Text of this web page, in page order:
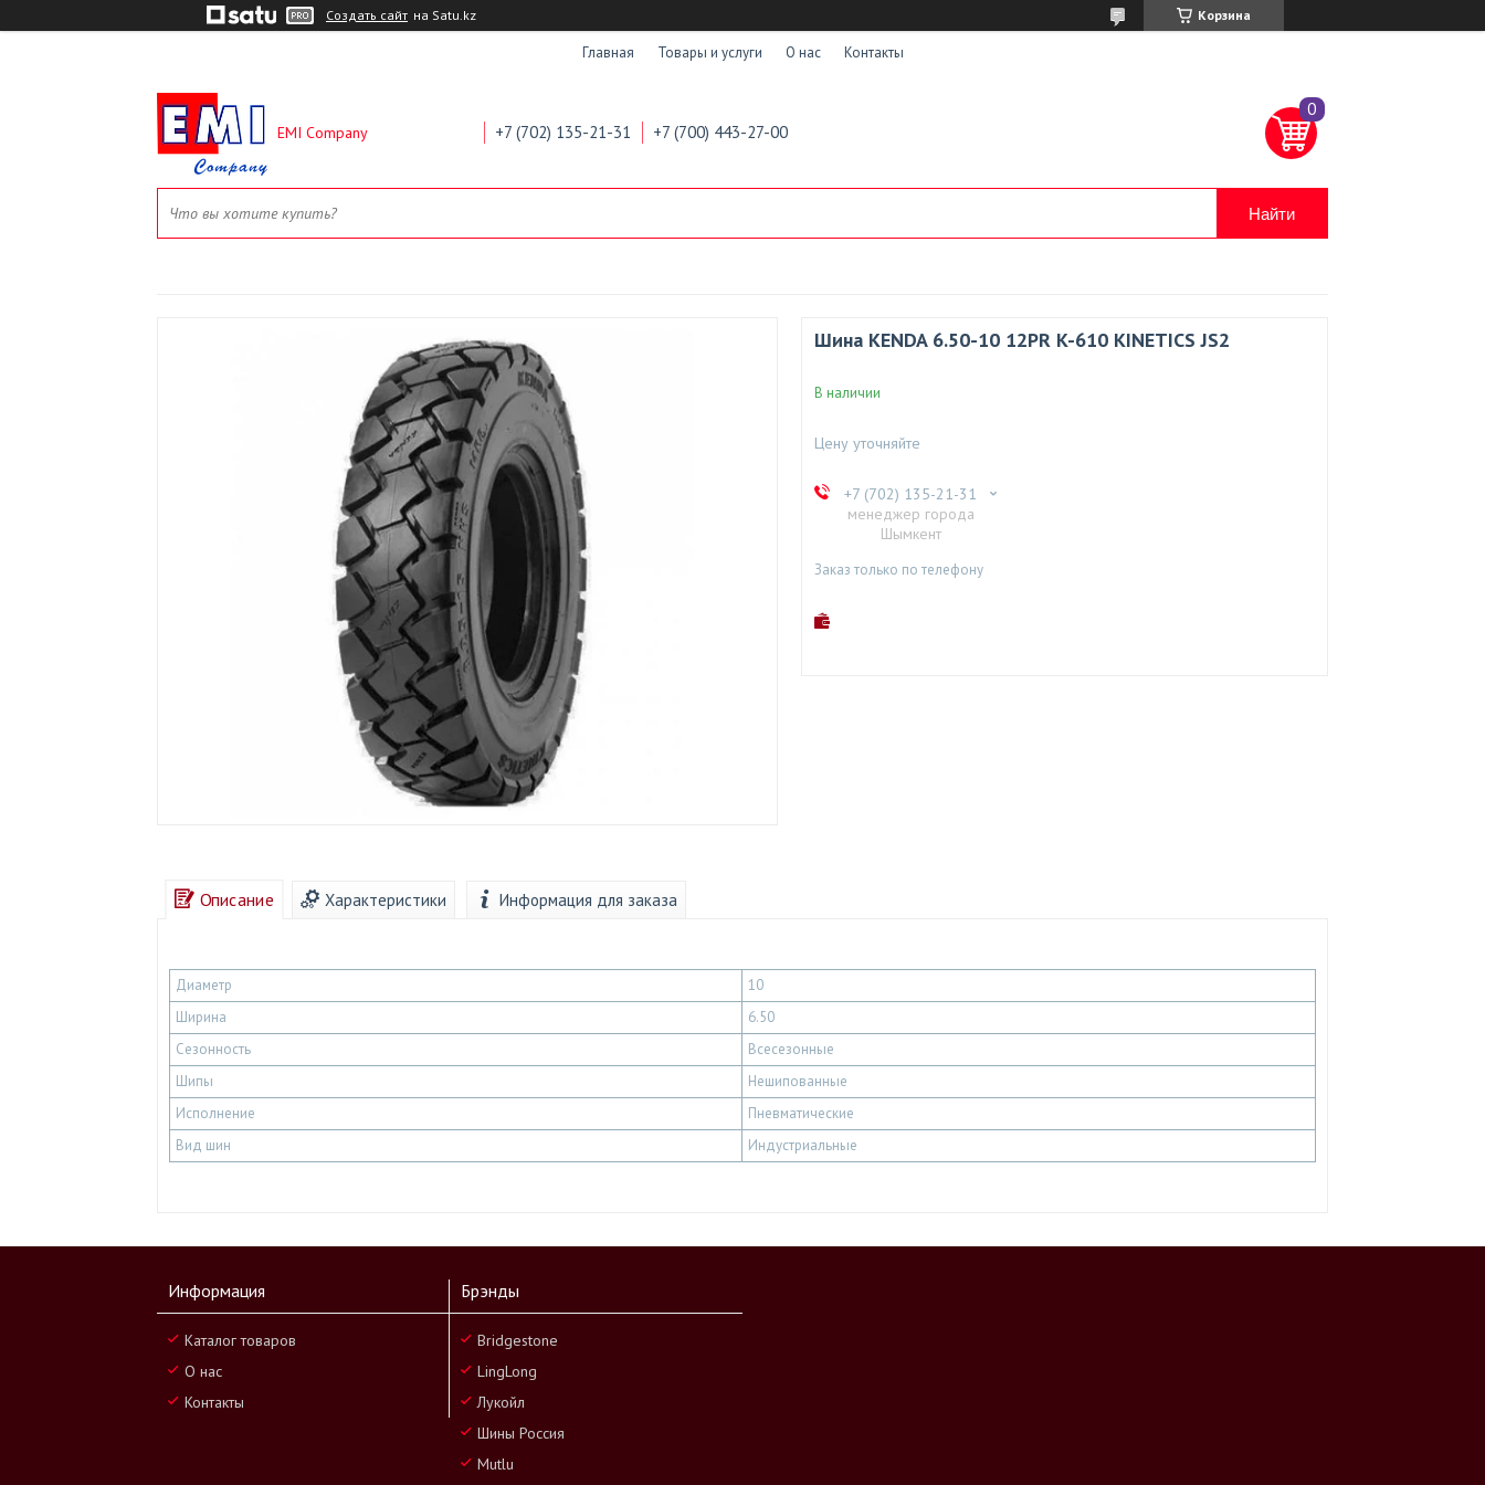
Создать сайт на Satu.kz Корзина
Главная Товары и услуги О нас Контакты
EMI Company +7 (702) 135-21-31 +7 (700) 443-27-00
Найти
Шина KENDA 6.50-10 12PR K-610 KINETICS JS2
В наличии
Цену уточняйте
+7 (702) 135-21-31
менеджер города
Шымкент
Заказ только по телефону
Описание Характеристики Информация для заказа
Диаметр
10
Ширина
6.50
Сезонность
Всесезонные
Шипы
Нешипованные
Исполнение
Пневматические
Вид шин
Индустриальные
Информация
Каталог товаров
О нас
Контакты
Брэнды
Bridgestone
LingLong
Лукойл
Шины Россия
Mutlu